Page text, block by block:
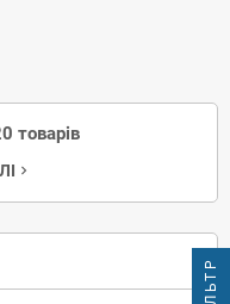
товарів
navigate_next